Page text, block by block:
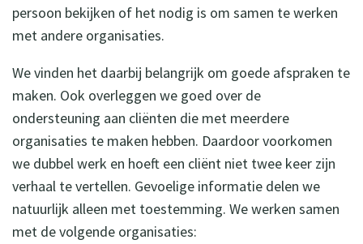
persoon bekijken of het nodig is om samen te werken
met andere organisaties.
We vinden het daarbij belangrijk om goede afspraken te
maken. Ook overleggen we goed over de
ondersteuning aan cliënten die met meerdere
organisaties te maken hebben. Daardoor voorkomen
we dubbel werk en hoeft een cliënt niet twee keer zijn
verhaal te vertellen. Gevoelige informatie delen we
natuurlijk alleen met toestemming. We werken samen
met de volgende organisaties: